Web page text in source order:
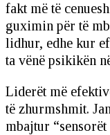
fakt më të
guximin për të
lidhur, edhe kur
ta vënë psikikën
Liderët më
të zhurmshmit.
mbajtur